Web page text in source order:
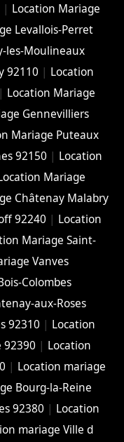
| Location Mariage
Levallois-Perret
les-Moulineaux
92110 | Location
| Location Mariage
Gennevilliers
Mariage Puteaux
92150 | Location
Mariage
Châtenay Malabry
92240 | Location
Mariage Saint-
Vanves
Colombes
aux-Roses
92310 | Location
92390 | Location
| Location mariage
Bourg-la-Reine
92380 | Location
mariage Ville d